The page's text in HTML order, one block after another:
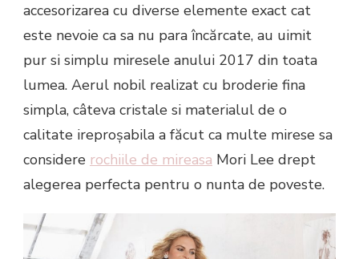
accesorizarea cu diverse elemente exact cat
este nevoie ca sa nu para încărcate, au uimit
pur si simplu miresele anului 2017 din toata
lumea. Aerul nobil realizat cu broderie fina
simpla, câteva cristale si materialul de o
calitate ireproșabila a făcut ca multe mirese sa
considere rochiile de mireasa Mori Lee drept
alegerea perfecta pentru o nunta de poveste.